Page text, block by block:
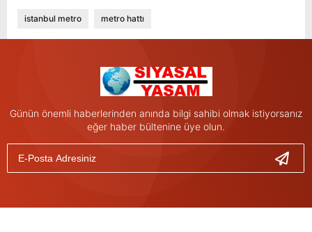
istanbul metro metro hattı
Günün önemli haberlerinden anında bilgi sahibi olmak istiyorsanız
eğer haber bültenine üye olun.